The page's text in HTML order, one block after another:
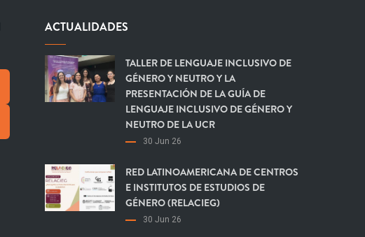
ACTUALIDADES
TALLER DE LENGUAJE INCLUSIVO DE
GÉNERO Y NEUTRO Y LA
PRESENTACIÓN DE LA GUÍA DE
LENGUAJE INCLUSIVO DE GÉNERO Y
NEUTRO DE LA UCR
30 Jun 26
RED LATINOAMERICANA DE CENTROS
E INSTITUTOS DE ESTUDIOS DE
GÉNERO (RELACIEG)
30 Jun 26